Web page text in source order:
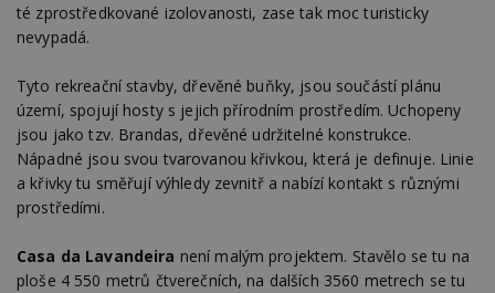
té zprostředkované izolovanosti, zase tak moc turisticky
nevypadá.
Tyto rekreační stavby, dřevěné buňky, jsou součástí plánu
území, spojují hosty s jejich přírodním prostředím. Uchopeny
jsou jako tzv. Brandas, dřevěné udržitelné konstrukce.
Nápadné jsou svou tvarovanou křivkou, která je definuje. Linie
a křivky tu směřují výhledy zevnitř a nabízí kontakt s různými
prostředími.
Casa da Lavandeira není malým projektem. Stavělo se tu na
ploše 4 550 metrů čtverečních, na dalších 3560 metrech se tu